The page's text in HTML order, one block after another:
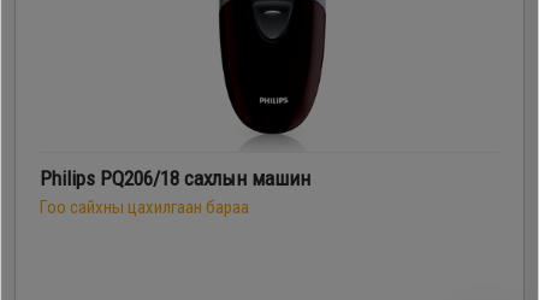
Philips PQ206/18 сахлын машин
Гоо сайхны цахилгаан бараа